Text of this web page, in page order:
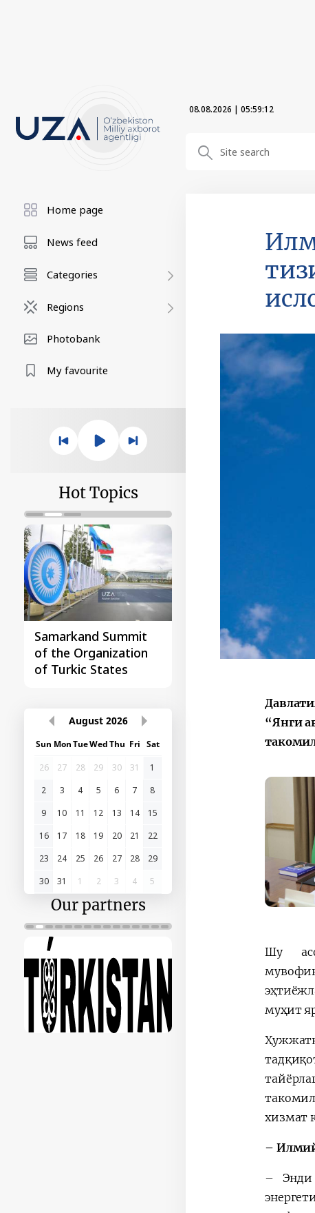
08.08.2026 | 05:59:13
Home page
News feed
Categories
Regions
Photobank
My favourite
Hot Topics
Samarkand Summit
of the Organization
of Turkic States
First Central Asia -
China Summit
August 2026
Sun MonTueWedThu Fri Sat
26
27 28 29 30 31
1
2
3 4 5 6 7
8
9
10 11 12 13 14
15
16
17 18 19 20 21
22
23
24 25 26 27 28
29
30
31 1 2 3 4 5
Our partners
“Янги
Шу
муҳит
хизмат
– Илмий
– Энди